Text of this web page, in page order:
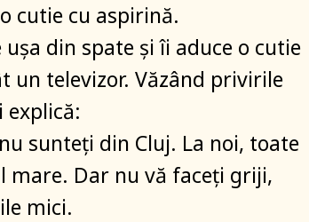
cutie cu aspirină.
din spate și îi aduce o cutie
un televizor. Văzând privirile
explică:
sunteți din Cluj. La noi, toate
mare. Dar nu vă faceți griji,
mici.